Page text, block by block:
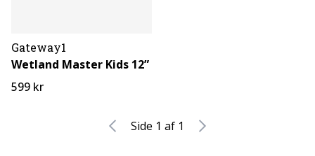
Gateway1
Wetland Master Kids 12”
599 kr
Side 1 af 1